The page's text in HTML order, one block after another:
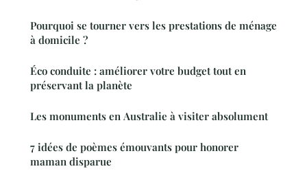
Pourquoi se tourner vers les prestations de ménage
à domicile ?
Éco conduite : améliorer votre budget tout en
préservant la planète
Les monuments en Australie à visiter absolument
7 idées de poèmes émouvants pour honorer
maman disparue